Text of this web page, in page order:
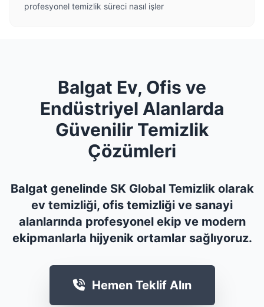
profesyonel temizlik süreci nasıl işler
Balgat Ev, Ofis ve
Endüstriyel Alanlarda
Güvenilir Temizlik
Çözümleri
Balgat genelinde SK Global Temizlik olarak
ev temizliği, ofis temizliği ve sanayi
alanlarında profesyonel ekip ve modern
ekipmanlarla hijyenik ortamlar sağlıyoruz.
Hemen Teklif Alın